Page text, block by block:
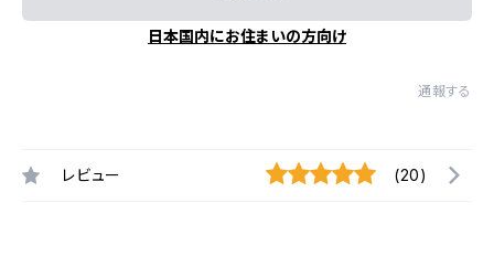
日本国内にお住まいの方向け
通報する
レビュー (20)